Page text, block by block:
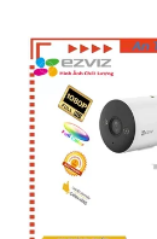
ảnh sắc nét và
có thể nhìn rõ